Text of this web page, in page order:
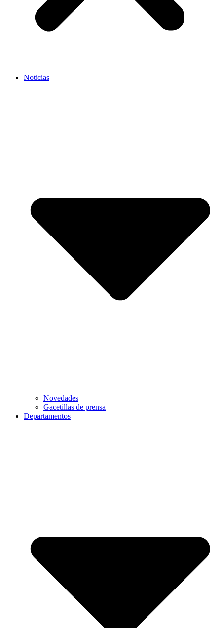
Noticias
Novedades
Gacetillas de prensa
Departamentos